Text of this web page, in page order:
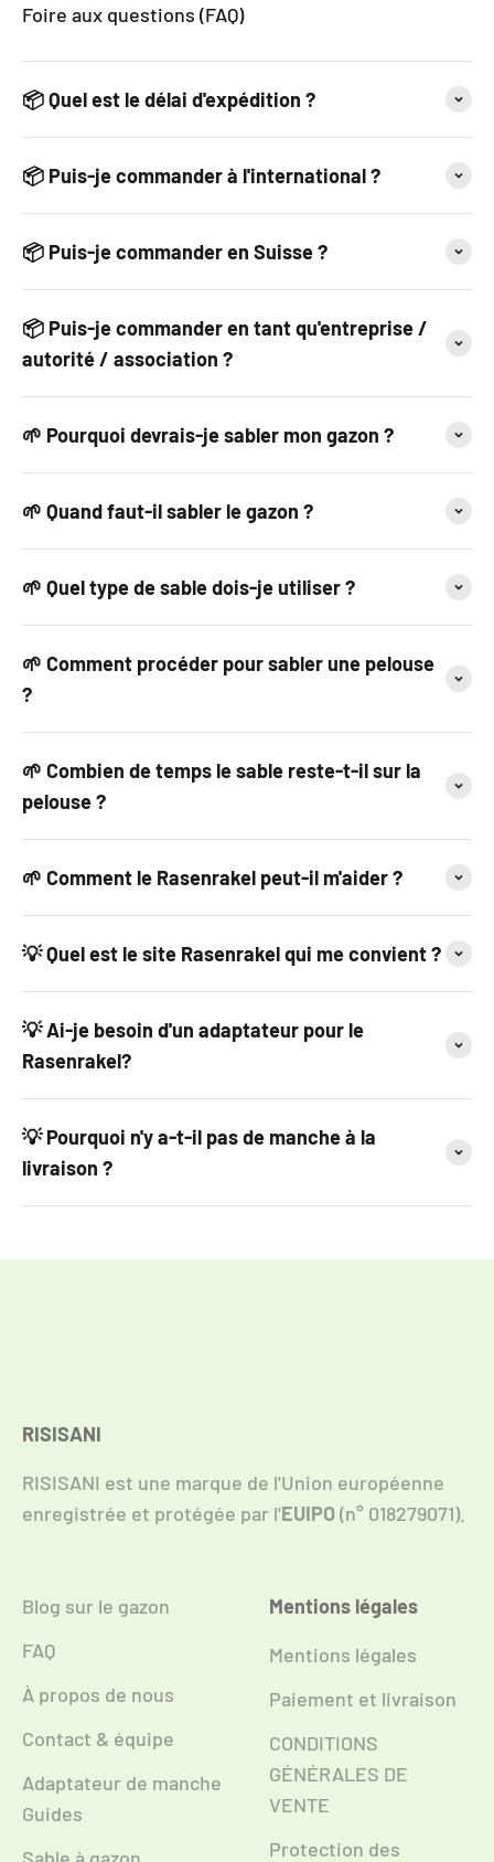
Foire aux questions (FAQ)
📦 Quel est le délai d'expédition ?
📦 Puis-je commander à l'international ?
📦 Puis-je commander en Suisse ?
📦 Puis-je commander en tant qu'entreprise /
autorité / association ?
🌱 Pourquoi devrais-je sabler mon gazon ?
🌱 Quand faut-il sabler le gazon ?
🌱 Quel type de sable dois-je utiliser ?
🌱 Comment procéder pour sabler une pelouse
?
🌱 Combien de temps le sable reste-t-il sur la
pelouse ?
🌱 Comment le Rasenrakel peut-il m'aider ?
💡 Quel est le site Rasenrakel qui me convient ?
💡 Ai-je besoin d'un adaptateur pour le
Rasenrakel?
💡 Pourquoi n'y a-t-il pas de manche à la
livraison ?
RISISANI
RISISANI est une marque de l'Union européenne
enregistrée et protégée par l'EUIPO(n° 018279071).
Blog sur le gazon
FAQ
À propos de nous
Contact & équipe
Adaptateur de manche
Guides
Sable à gazon
Mentions légales
Mentions légales
Paiement et livraison
CONDITIONS
GÉNÉRALES DE
VENTE
Protection des